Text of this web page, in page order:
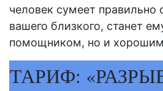
человек сумеет правильно
вашего близкого, станет
помощником, но и
ТАРИФ: